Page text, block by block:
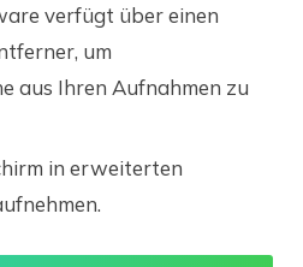
verfügt über einen
um
aus Ihren Aufnahmen zu
in erweiterten